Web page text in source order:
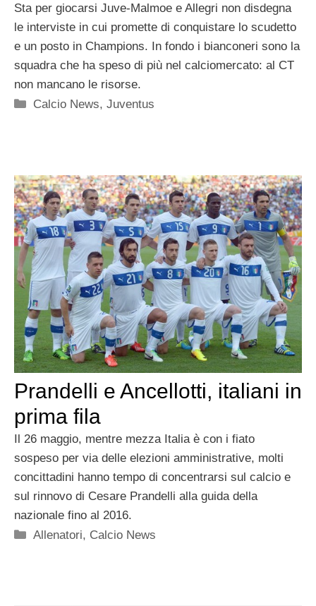
Sta per giocarsi Juve-Malmoe e Allegri non disdegna
le interviste in cui promette di conquistare lo scudetto
e un posto in Champions. In fondo i bianconeri sono la
squadra che ha speso di più nel calciomercato: al CT
non mancano le risorse.
Categorie
Calcio News,Juventus
Prandelli e Ancellotti, italiani in
prima fila
Il 26 maggio, mentre mezza Italia è con i fiato
sospeso per via delle elezioni amministrative, molti
concittadini hanno tempo di concentrarsi sul calcio e
sul rinnovo di Cesare Prandelli alla guida della
nazionale fino al 2016.
Categorie
Allenatori, Calcio News